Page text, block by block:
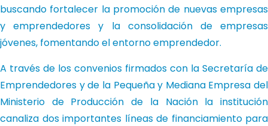
buscando fortalecer la promoción de nuevas empresas
y emprendedores y la consolidación de empresas
jóvenes, fomentando el entorno emprendedor.
A través de los convenios firmados con la Secretaría de
Emprendedores y de la Pequeña y Mediana Empresa del
Ministerio de Producción de la Nación la institución
canaliza dos importantes líneas de financiamiento para